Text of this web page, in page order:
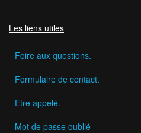
Les liens utiles
Foire aux questions.
Formulaire de contact.
Etre appelé.
Mot de passe oublié